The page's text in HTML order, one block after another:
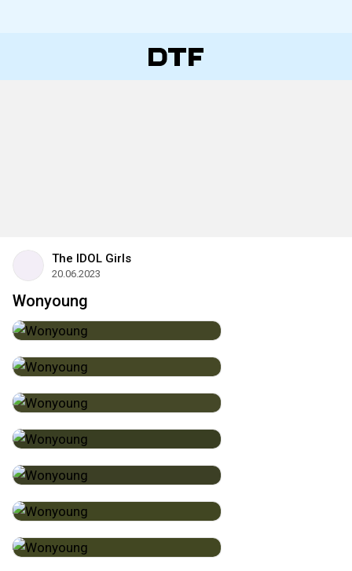
The IDOL Girls
20.06.2023
Wonyoung